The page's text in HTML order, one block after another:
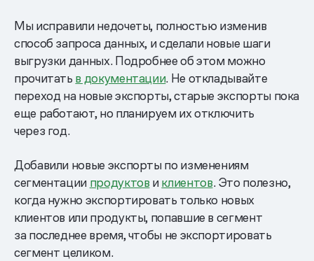
Мы исправили недочеты, полностью изменив
способ запроса данных, и сделали новые шаги
выгрузки данных. Подробнее об этом можно
прочитать в документации. Не откладывайте
переход на новые экспорты, старые экспорты пока
еще работают, но планируем их отключить
через год.
Добавили новые экспорты по изменениям
сегментации продуктов иклиентов. Это полезно,
когда нужно экспортировать только новых
клиентов или продукты, попавшие в сегмент
за последнее время, чтобы не экспортировать
сегмент целиком.